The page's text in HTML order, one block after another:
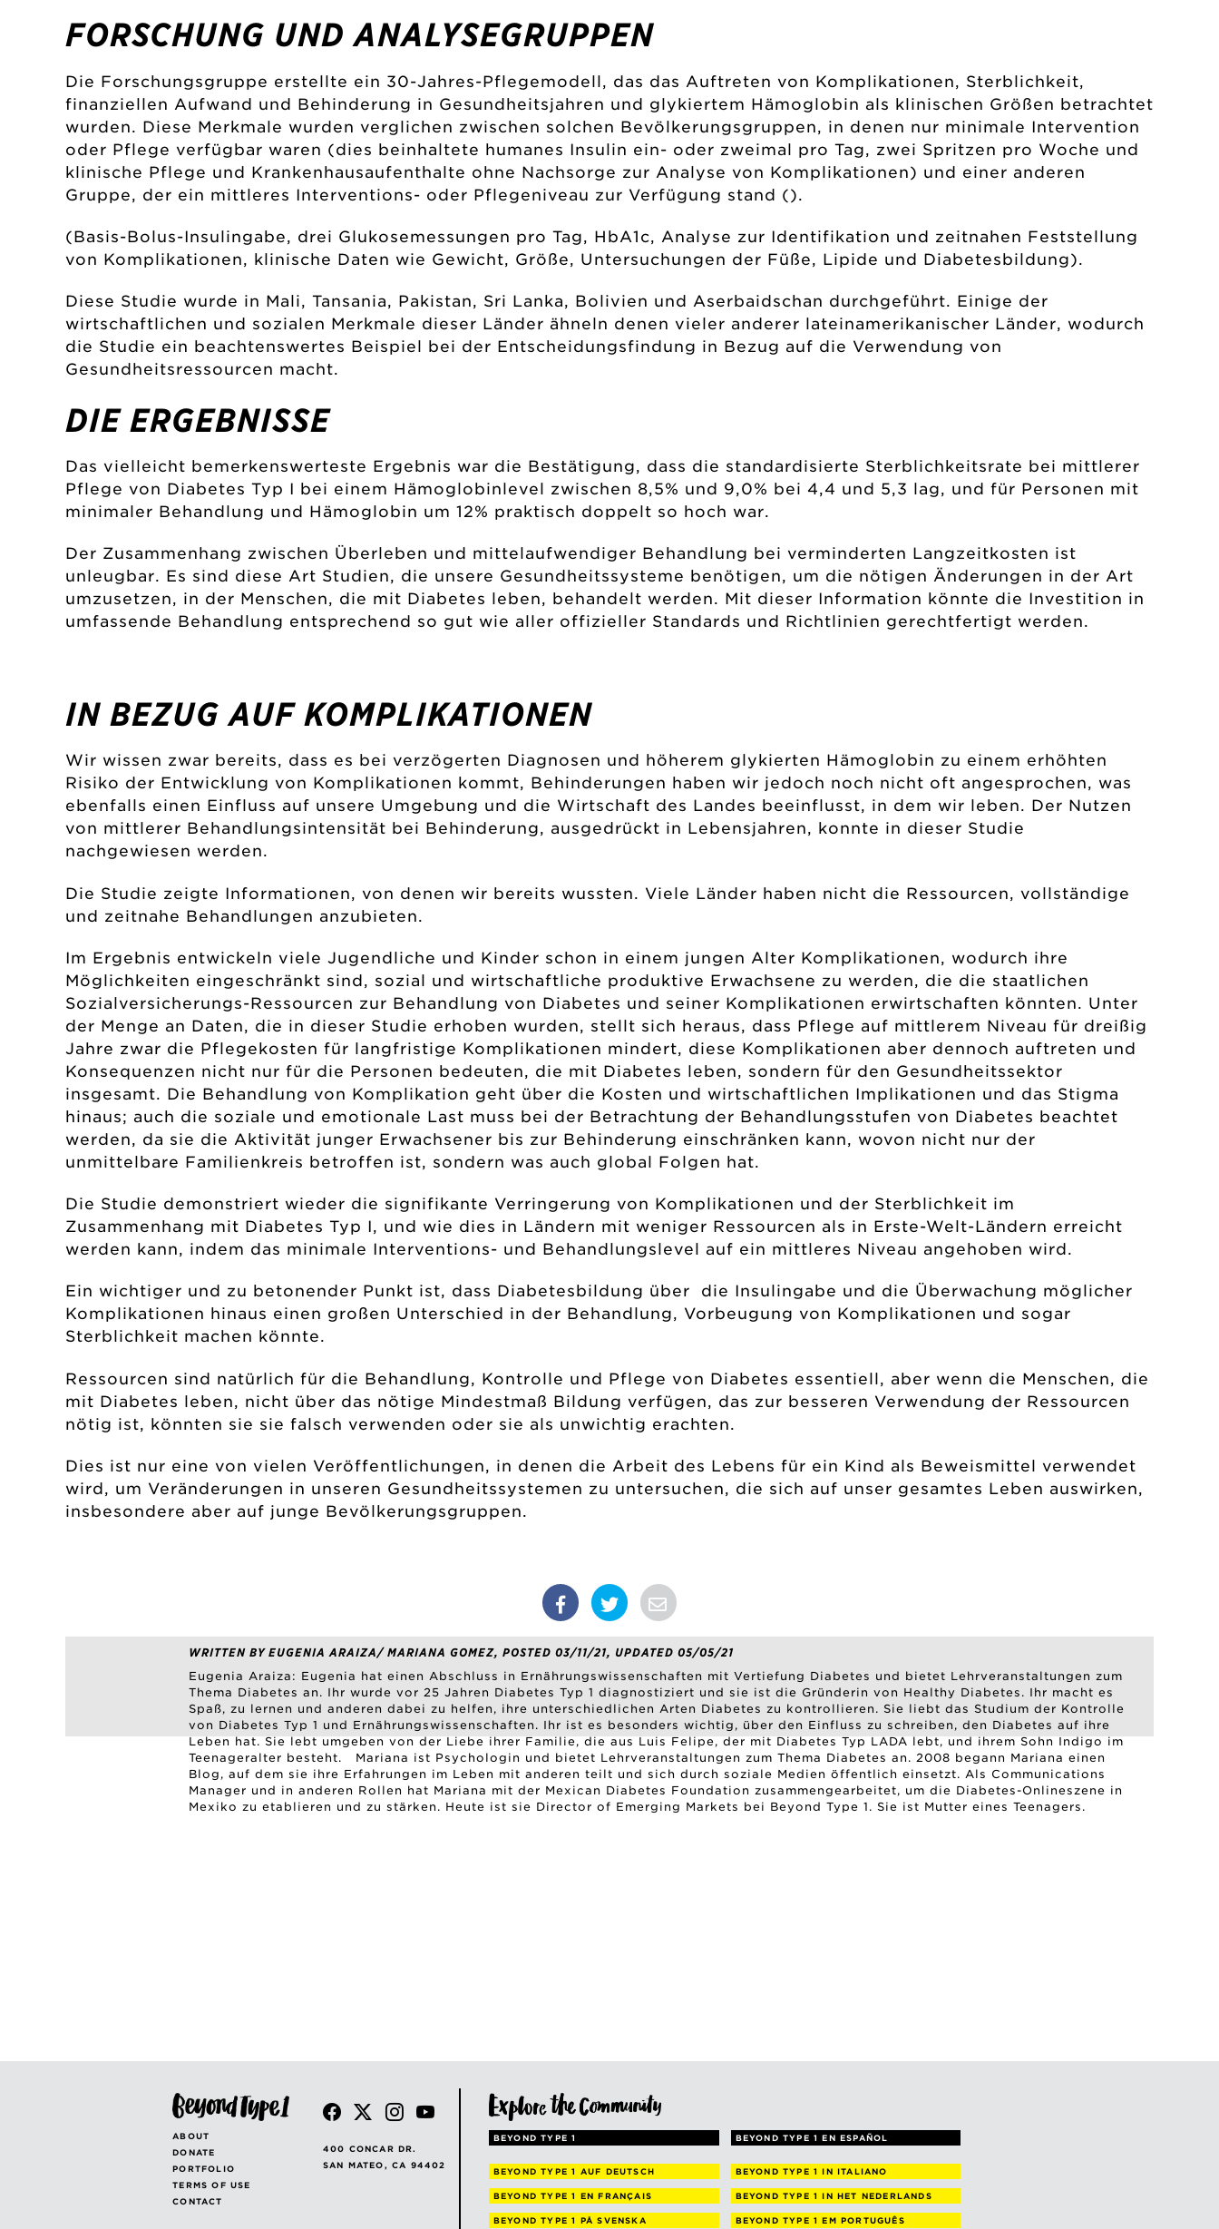
FORSCHUNG UND ANALYSEGRUPPEN
Die Forschungsgruppe erstellte ein 30-Jahres-Pflegemodell, das das Auftreten von Komplikationen, Sterblichkeit,
finanziellen Aufwand und Behinderung in Gesundheitsjahren und glykiertem Hämoglobin als klinischen Größen betrachtet
wurden. Diese Merkmale wurden verglichen zwischen solchen Bevölkerungsgruppen, in denen nur minimale Intervention
oder Pflege verfügbar waren (dies beinhaltete humanes Insulin ein- oder zweimal pro Tag, zwei Spritzen pro Woche und
klinische Pflege und Krankenhausaufenthalte ohne Nachsorge zur Analyse von Komplikationen) und einer anderen
Gruppe, der ein mittleres Interventions- oder Pflegeniveau zur Verfügung stand ().
(Basis-Bolus-Insulingabe, drei Glukosemessungen pro Tag, HbA1c, Analyse zur Identifikation und zeitnahen Feststellung
von Komplikationen, klinische Daten wie Gewicht, Größe, Untersuchungen der Füße, Lipide und Diabetesbildung).
Diese Studie wurde in Mali, Tansania, Pakistan, Sri Lanka, Bolivien und Aserbaidschan durchgeführt. Einige der
wirtschaftlichen und sozialen Merkmale dieser Länder ähneln denen vieler anderer lateinamerikanischer Länder, wodurch
die Studie ein beachtenswertes Beispiel bei der Entscheidungsfindung in Bezug auf die Verwendung von
Gesundheitsressourcen macht.
DIE ERGEBNISSE
Das vielleicht bemerkenswerteste Ergebnis war die Bestätigung, dass die standardisierte Sterblichkeitsrate bei mittlerer
Pflege von Diabetes Typ I bei einem Hämoglobinlevel zwischen 8,5% und 9,0% bei 4,4 und 5,3 lag, und für Personen mit
minimaler Behandlung und Hämoglobin um 12% praktisch doppelt so hoch war.
Der Zusammenhang zwischen Überleben und mittelaufwendiger Behandlung bei verminderten Langzeitkosten ist
unleugbar. Es sind diese Art Studien, die unsere Gesundheitssysteme benötigen, um die nötigen Änderungen in der Art
umzusetzen, in der Menschen, die mit Diabetes leben, behandelt werden. Mit dieser Information könnte die Investition in
umfassende Behandlung entsprechend so gut wie aller offizieller Standards und Richtlinien gerechtfertigt werden.
IN BEZUG AUF KOMPLIKATIONEN
Wir wissen zwar bereits, dass es bei verzögerten Diagnosen und höherem glykierten Hämoglobin zu einem erhöhten
Risiko der Entwicklung von Komplikationen kommt, Behinderungen haben wir jedoch noch nicht oft angesprochen, was
ebenfalls einen Einfluss auf unsere Umgebung und die Wirtschaft des Landes beeinflusst, in dem wir leben. Der Nutzen
von mittlerer Behandlungsintensität bei Behinderung, ausgedrückt in Lebensjahren, konnte in dieser Studie
nachgewiesen werden.
Die Studie zeigte Informationen, von denen wir bereits wussten. Viele Länder haben nicht die Ressourcen, vollständige
und zeitnahe Behandlungen anzubieten.
Im Ergebnis entwickeln viele Jugendliche und Kinder schon in einem jungen Alter Komplikationen, wodurch ihre
Möglichkeiten eingeschränkt sind, sozial und wirtschaftliche produktive Erwachsene zu werden, die die staatlichen
Sozialversicherungs-Ressourcen zur Behandlung von Diabetes und seiner Komplikationen erwirtschaften könnten. Unter
der Menge an Daten, die in dieser Studie erhoben wurden, stellt sich heraus, dass Pflege auf mittlerem Niveau für dreißig
Jahre zwar die Pflegekosten für langfristige Komplikationen mindert, diese Komplikationen aber dennoch auftreten und
Konsequenzen nicht nur für die Personen bedeuten, die mit Diabetes leben, sondern für den Gesundheitssektor
insgesamt. Die Behandlung von Komplikation geht über die Kosten und wirtschaftlichen Implikationen und das Stigma
hinaus; auch die soziale und emotionale Last muss bei der Betrachtung der Behandlungsstufen von Diabetes beachtet
werden, da sie die Aktivität junger Erwachsener bis zur Behinderung einschränken kann, wovon nicht nur der
unmittelbare Familienkreis betroffen ist, sondern was auch global Folgen hat.
Die Studie demonstriert wieder die signifikante Verringerung von Komplikationen und der Sterblichkeit im
Zusammenhang mit Diabetes Typ I, und wie dies in Ländern mit weniger Ressourcen als in Erste-Welt-Ländern erreicht
werden kann, indem das minimale Interventions- und Behandlungslevel auf ein mittleres Niveau angehoben wird.
Ein wichtiger und zu betonender Punkt ist, dass Diabetesbildung über die Insulingabe und die Überwachung möglicher
Komplikationen hinaus einen großen Unterschied in der Behandlung, Vorbeugung von Komplikationen und sogar
Sterblichkeit machen könnte.
Ressourcen sind natürlich für die Behandlung, Kontrolle und Pflege von Diabetes essentiell, aber wenn die Menschen, die
mit Diabetes leben, nicht über das nötige Mindestmaß Bildung verfügen, das zur besseren Verwendung der Ressourcen
nötig ist, könnten sie sie falsch verwenden oder sie als unwichtig erachten.
Dies ist nur eine von vielen Veröffentlichungen, in denen die Arbeit des Lebens für ein Kind als Beweismittel verwendet
wird, um Veränderungen in unseren Gesundheitssystemen zu untersuchen, die sich auf unser gesamtes Leben auswirken,
insbesondere aber auf junge Bevölkerungsgruppen.
WRITTEN BY EUGENIA ARAIZA/ MARIANA GOMEZ, POSTED 03/11/21, UPDATED 05/05/21
Eugenia Araiza: Eugenia hat einen Abschluss in Ernährungswissenschaften mit Vertiefung Diabetes und bietet Lehrveranstaltungen zum
Thema Diabetes an. Ihr wurde vor 25 Jahren Diabetes Typ 1 diagnostiziert und sie ist die Gründerin von Healthy Diabetes. Ihr macht es
Spaß, zu lernen und anderen dabei zu helfen, ihre unterschiedlichen Arten Diabetes zu kontrollieren. Sie liebt das Studium der Kontrolle
von Diabetes Typ 1 und Ernährungswissenschaften. Ihr ist es besonders wichtig, über den Einfluss zu schreiben, den Diabetes auf ihre
Leben hat. Sie lebt umgeben von der Liebe ihrer Familie, die aus Luis Felipe, der mit Diabetes Typ LADA lebt, und ihrem Sohn Indigo im
Teenageralter besteht. Mariana ist Psychologin und bietet Lehrveranstaltungen zum Thema Diabetes an. 2008 begann Mariana einen
Blog, auf dem sie ihre Erfahrungen im Leben mit anderen teilt und sich durch soziale Medien öffentlich einsetzt. Als Communications
Manager und in anderen Rollen hat Mariana mit der Mexican Diabetes Foundation zusammengearbeitet, um die Diabetes-Onlineszene in
Mexiko zu etablieren und zu stärken. Heute ist sie Director of Emerging Markets bei Beyond Type 1. Sie ist Mutter eines Teenagers.
ABOUT
DONATE
PORTFOLIO
TERMS OF USE
CONTACT
400 CONCAR DR.
SAN MATEO, CA 94402
BEYOND TYPE 1 BEYOND TYPE 1 EN ESPAÑOL
BEYOND TYPE 1 AUF DEUTSCH BEYOND TYPE 1IN ITALIANO
BEYOND TYPE 1 EN FRANÇAIS BEYOND TYPE 1IN HET NEDERLANDS
BEYOND TYPE 1 PÅ SVENSKA BEYOND TYPE 1EM PORTUGUÊS